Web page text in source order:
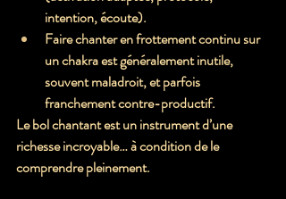
intention, écoute).
Faire chanter en frottement continu sur
un chakra est généralement inutile,
souvent maladroit, et parfois
franchement contre-productif.
Le bol chantant est un instrument d’une
richesse incroyable… à condition de le
comprendre pleinement.